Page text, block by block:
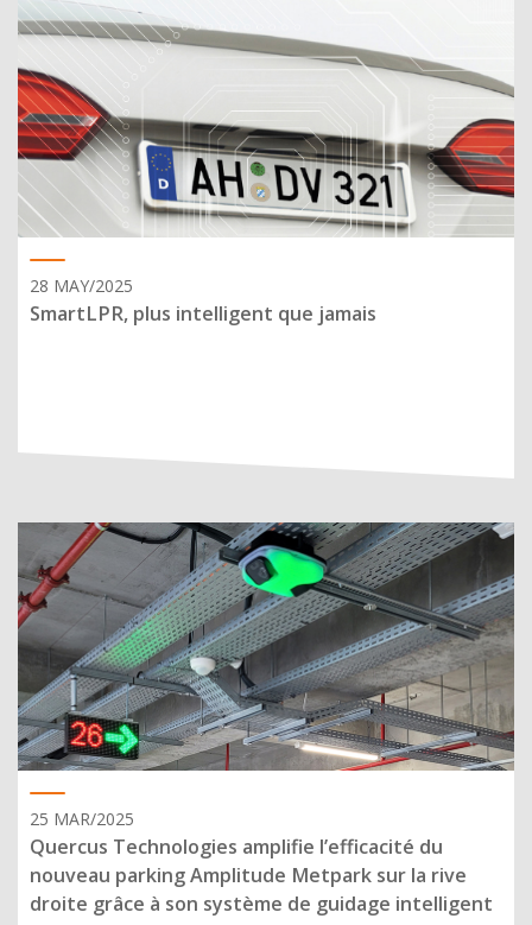
28 MAY/2025
SmartLPR, plus intelligent que jamais
25 MAR/2025
Quercus Technologies amplifie l’efficacité du
nouveau parking Amplitude Metpark sur la rive
droite grâce à son système de guidage intelligent